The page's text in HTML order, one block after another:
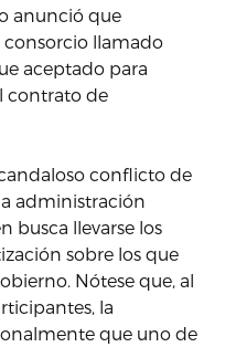
anunció que
llamado
aceptado para
contrato de
conflicto de
administración
busca llevarse los
sobre los que
Nótese que, al
la
que uno de